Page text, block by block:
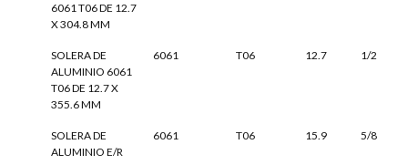
6061 T06 DE 12.7
X 304.8 MM
SOLERA DE
ALUMINIO 6061
T06 DE 12.7 X
355.6 MM
6061 T06 12.7 1/2
SOLERA DE
ALUMINIO E/R
6061 T06 15.9 5/8